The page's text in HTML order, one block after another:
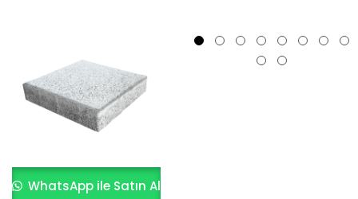
WhatsApp ile Satın Al